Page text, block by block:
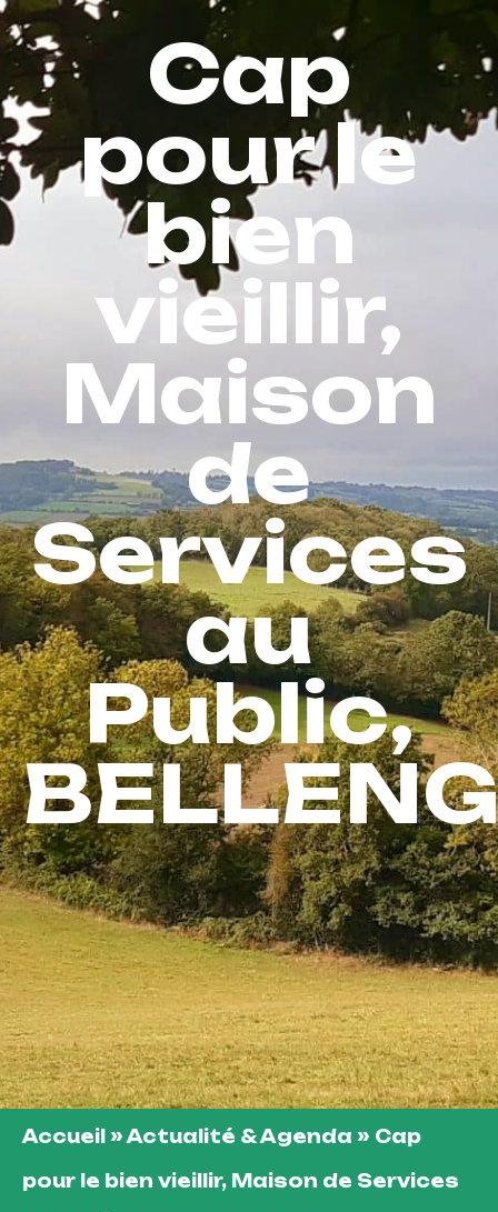
Cap
pour le
bien
vieillir,
Maison
de
Services
au
Public,
Accueil » Actualité & Agenda » Cap
pour le bien vieillir, Maison de Services